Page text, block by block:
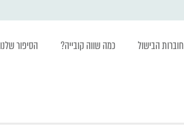
חוברות הבישול כמה שווה קובייה? הסיפור שלנו